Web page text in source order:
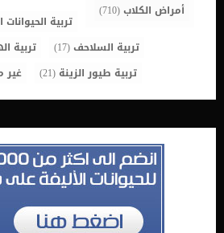
أمراض الكلاب(710)
تربية
تربية السلاحف(17) تربية
تربية طيور الزينة (21)